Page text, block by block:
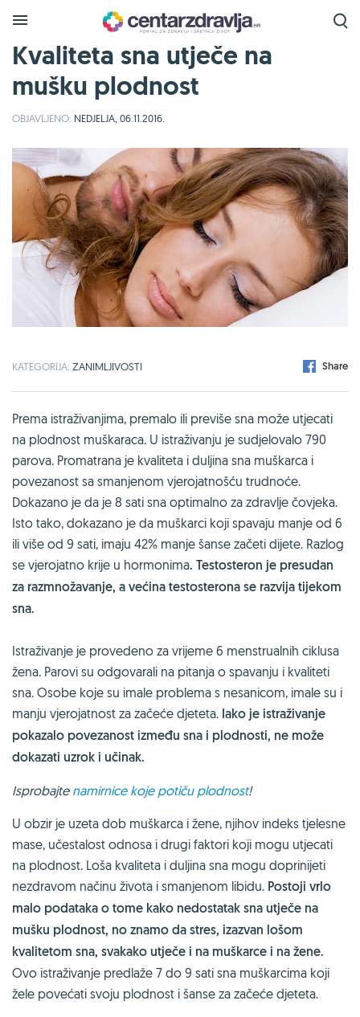
Kvaliteta sna utječe na
mušku plodnost
OBJAVLJENO: NEDJELJA, 06.11.2016.
KATEGORIJA: ZANIMLJIVOSTI Share
Prema istraživanjima, premalo ili previše sna može utjecati
na plodnost muškaraca. U istraživanju je sudjelovalo 790
parova. Promatrana je kvaliteta i duljina sna muškarca i
povezanost sa smanjenom vjerojatnošću trudnoće.
Dokazano je da je 8 sati sna optimalno za zdravlje čovjeka.
Isto tako, dokazano je da muškarci koji spavaju manje od 6
ili više od 9 sati, imaju 42% manje šanse začeti dijete. Razlog
se vjerojatno krije u hormonima. Testosteron je presudan
za razmnožavanje, a većina testosterona se razvija tijekom
sna.
Istraživanje je provedeno za vrijeme 6 menstrualnih ciklusa
žena. Parovi su odgovarali na pitanja o spavanju i kvaliteti
sna. Osobe koje su imale problema s nesanicom, imale su i
manju vjerojatnost za začeće djeteta. Iako je istraživanje
pokazalo povezanost između sna i plodnosti, ne može
dokazati uzrok i učinak.
Isprobajte namirnice koje potiču plodnost!
U obzir je uzeta dob muškarca i žene, njihov indeks tjelesne
mase, učestalost odnosa i drugi faktori koji mogu utjecati
na plodnost. Loša kvaliteta i duljina sna mogu doprinijeti
nezdravom načinu života i smanjenom libidu. Postoji vrlo
malo podataka o tome kako nedostatak sna utječe na
mušku plodnost, no znamo da stres, izazvan lošom
kvalitetom sna, svakako utječe i na muškarce i na žene.
Ovo istraživanje predlaže 7 do 9 sati sna muškarcima koji
žele povećati svoju plodnost i šanse za začeće djeteta.